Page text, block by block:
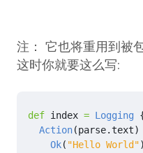
注： 它也将重用到被
这时你就要这么写:
def index = Logging
Action(parse.text)
Ok( "Hello World")